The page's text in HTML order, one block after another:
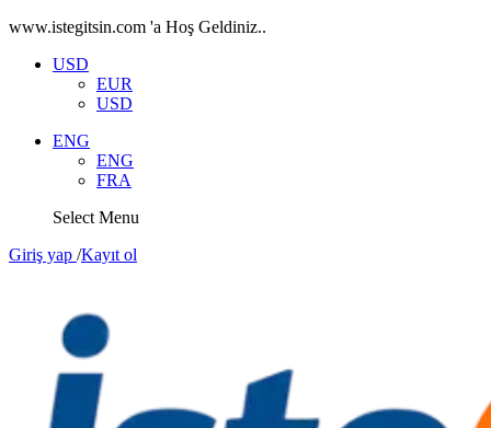
www.istegitsin.com 'a Hoş Geldiniz..
USD
EUR
USD
ENG
ENG
FRA
Select Menu
Giriş yap /Kayıt ol